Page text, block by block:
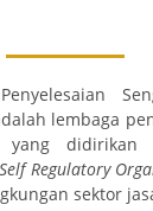
lembaga
didirikan
Self Regulatory
sektor